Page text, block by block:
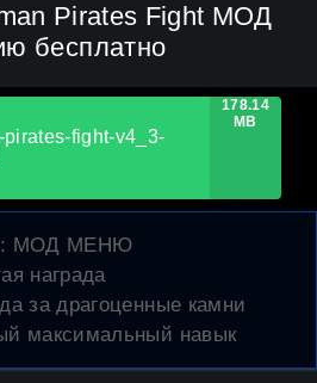
Pirates Fight МОД
бесплатно
fight-v4_3-
178.14
MB
: МОД МЕНЮ
награда
за драгоценные камни
максимальный навык